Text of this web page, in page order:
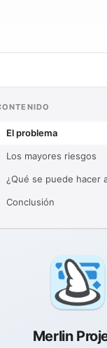
El problema
Los mayores riesgos
Conclusión
Merlin